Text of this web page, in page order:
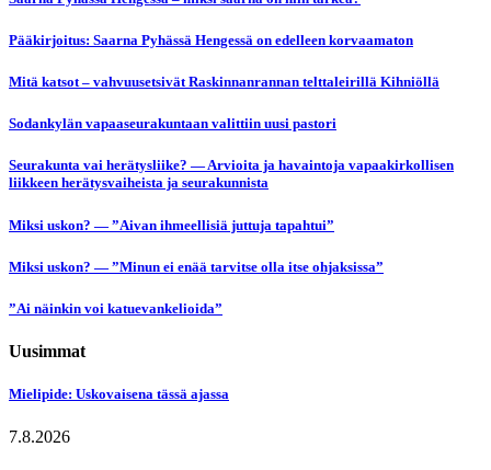
Pääkirjoitus: Saarna Pyhässä Hengessä on edelleen korvaamaton
Mitä katsot – vahvuusetsivät Raskinnanrannan telttaleirillä Kihniöllä
Sodankylän vapaaseurakuntaan valittiin uusi pastori
Seurakunta vai herätysliike? — Arvioita ja havaintoja vapaakirkollisen
liikkeen herätysvaiheista ja seurakunnista
Miksi uskon? — ”Aivan ihmeellisiä juttuja tapahtui”
Miksi uskon? — ”Minun ei enää tarvitse olla itse ohjaksissa”
”Ai näinkin voi katuevankelioida”
Uusimmat
Mielipide: Uskovaisena tässä ajassa
7.8.2026